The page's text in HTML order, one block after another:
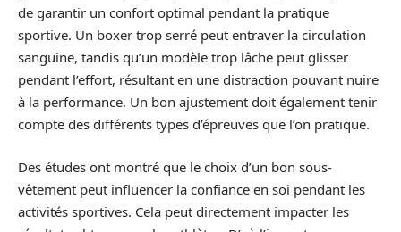
de garantir un confort optimal pendant la pratique
sportive. Un boxer trop serré peut entraver la circulation
sanguine, tandis qu’un modèle trop lâche peut glisser
pendant l’effort, résultant en une distraction pouvant nuire
à la performance. Un bon ajustement doit également tenir
compte des différents types d’épreuves que l’on pratique.
Des études ont montré que le choix d’un bon sous-
vêtement peut influencer la confiance en soi pendant les
activités sportives. Cela peut directement impacter les